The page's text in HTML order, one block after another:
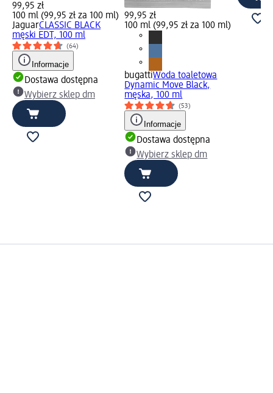
99,95 zł
100 ml (99,95 zł za 100 ml)
JaguarCLASSIC BLACK
męski EDT, 100 ml
(64)
Informacje
Dostawa dostępna
Wybierz sklep dm
99,95 zł
100 ml (99,95 zł za 100 ml)
bugattiWoda toaletowa
Dynamic Move Black,
męska, 100 ml
(53)
Informacje
Dostawa dostępna
Wybierz sklep dm